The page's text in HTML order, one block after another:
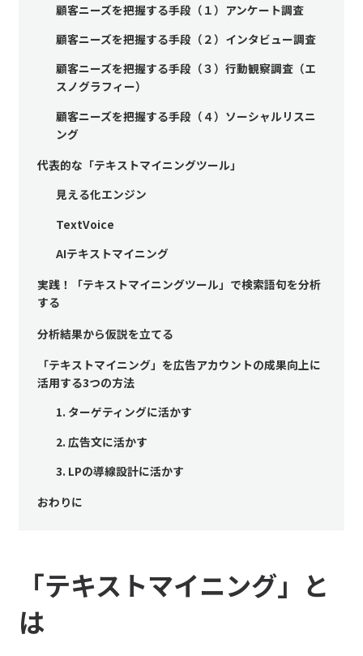
顧客ニーズを把握する手段（１）アンケート調査
顧客ニーズを把握する手段（２）インタビュー調査
顧客ニーズを把握する手段（３）行動観察調査（エ
スノグラフィー）
顧客ニーズを把握する手段（４）ソーシャルリスニ
ング
代表的な「テキストマイニングツール」
見える化エンジン
TextVoice
AIテキストマイニング
実践！「テキストマイニングツール」で検索語句を分析
する
分析結果から仮説を立てる
「テキストマイニング」を広告アカウントの成果向上に
活用する3つの方法
1. ターゲティングに活かす
2. 広告文に活かす
3. LPの導線設計に活かす
おわりに
「テキストマイニング」と
は